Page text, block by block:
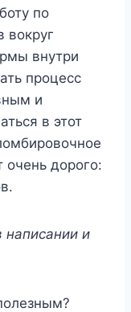
по
вокруг
внутри
процесс
и
в этот
очень дорого:
и